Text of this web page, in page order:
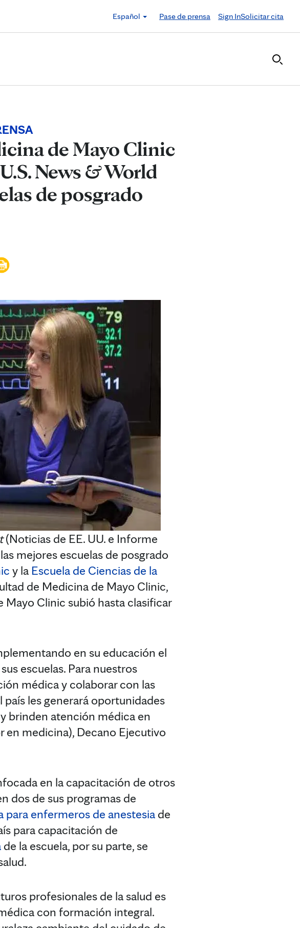
Español
Pase de prensa Sign InSolicitar cita
de Mayo Clinic
News & World
de posgrado
(Noticias de EE. UU. e Informe
mejores escuelas de posgrado
y la Escuela de Ciencias de la
de Medicina de Mayo Clinic,
Mayo Clinic subió hasta clasificar
en su educación el
escuelas. Para nuestros
médica y colaborar con las
les generará oportunidades
brinden atención médica en
en medicina), Decano Ejecutivo
en la capacitación de otros
dos de sus programas de
para enfermeros de anestesia de
para capacitación de
de la escuela, por su parte, se
profesionales de la salud es
con formación integral.